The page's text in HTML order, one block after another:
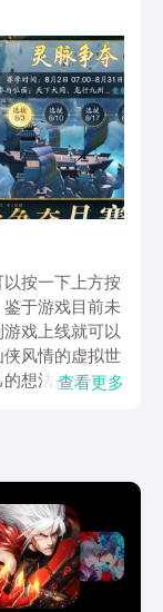
按一下上方按
于游戏目前未
戏上线就可以
风情的虚拟世
想法进行修
游戏中设有丰
成任务和挑战
，还有独特的
层通关，既能
斗方面，各位友
斗流派，例
供了PVP竞技
查看更多